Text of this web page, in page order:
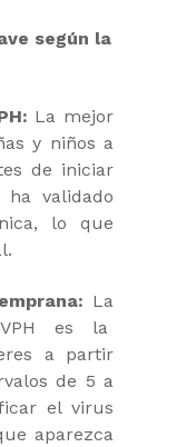
según la
La mejor
y niños a
de iniciar
validado
lo que
La
es la
a partir
de 5 a
el virus
aparezca